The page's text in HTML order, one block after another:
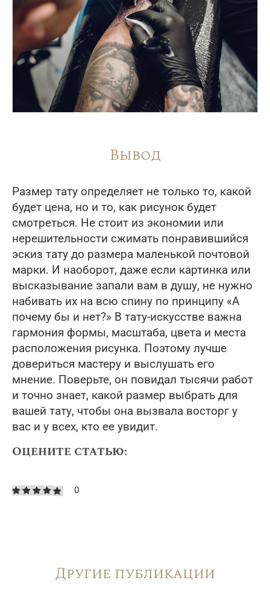
Вывод
Размер тату определяет не только то, какой
будет цена, но и то, как рисунок будет
смотреться. Не стоит из экономии или
нерешительности сжимать понравившийся
эскиз тату до размера маленькой почтовой
марки. И наоборот, даже если картинка или
высказывание запали вам в душу, не нужно
набивать их на всю спину по принципу «А
почему бы и нет?» В тату-искусстве важна
гармония формы, масштаба, цвета и места
расположения рисунка. Поэтому лучше
довериться мастеру и выслушать его
мнение. Поверьте, он повидал тысячи работ
и точно знает, какой размер выбрать для
вашей тату, чтобы она вызвала восторг у
вас и у всех, кто ее увидит.
Оцените статью:
0
Другие публикации